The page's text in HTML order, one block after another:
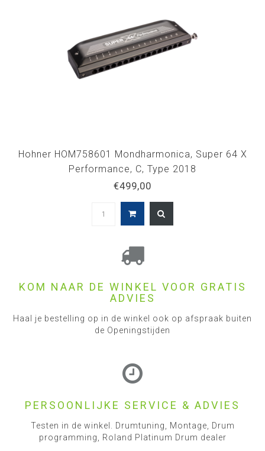
Hohner HOM758601 Mondharmonica, Super 64 X
Performance, C, Type 2018
€499,00
KOM NAAR DE WINKEL VOOR GRATIS
ADVIES
Haal je bestelling op in de winkel ook op afspraak buiten
de Openingstijden
PERSOONLIJKE SERVICE & ADVIES
Testen in de winkel. Drumtuning, Montage, Drum
programming, Roland Platinum Drum dealer